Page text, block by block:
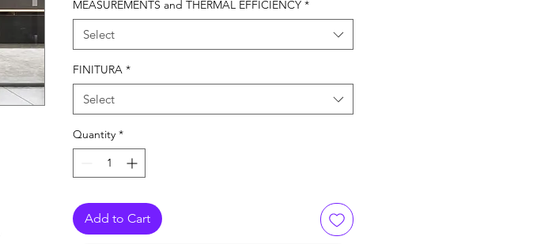
MEASUREMENTS and THERMAL EFFICIENCY *
Select
FINITURA *
Select
Quantity *
Add to Cart